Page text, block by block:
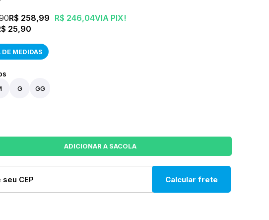
R$ 246,04VIA PIX!
R$ 258,99
25,90
DE MEDIDAS
G GG
Calcular frete